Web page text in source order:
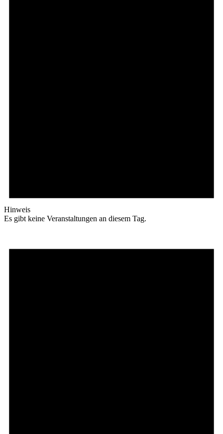
Hinweis
Es gibt keine Veranstaltungen an diesem Tag.